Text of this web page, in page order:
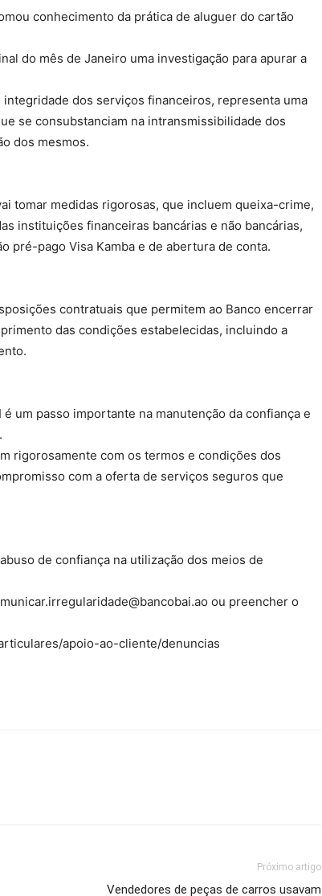
conhecimento da prática de aluguer do cartão
do mês de Janeiro uma investigação para apurar a
dos serviços financeiros, representa uma
se consubstanciam na intransmissibilidade dos
dos mesmos.
tomar medidas rigorosas, que incluem queixa-crime,
instituições financeiras bancárias e não bancárias,
pré-pago Visa Kamba e de abertura de conta.
contratuais que permitem ao Banco encerrar
das condições estabelecidas, incluindo a
um passo importante na manutenção da confiança e
rigorosamente com os termos e condições dos
com a oferta de serviços seguros que
de confiança na utilização dos meios de
ou preencher o
apoio-ao-cliente/denuncias
Próximo artigo
Vendedores de peças de carros usavam